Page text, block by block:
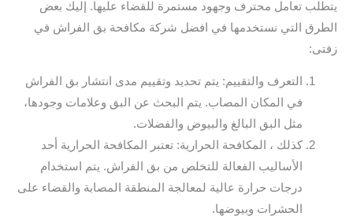
يتطلب تعامل محترف وجهود مستمرة للقضاء عليها. إليك بعض
الطرق التي نستخدمها في افضل شركة مكافحة بق الفراش في
زفتى:
التعرف والتقييم: يتم تحديد وتقييم مدى انتشار بق الفراش
في المكان المصاب. يتم البحث عن البق وعلامات وجودها،
مثل البق البالغ والبيوض والفضلات.
كذلك ، المكافحة الحرارية: تعتبر المكافحة الحرارية أحد
الأساليب الفعالة للتخلص من بق الفراش. يتم استخدام
درجات حرارة عالية لمعالجة المنطقة المصابة والقضاء على
الحشرات وبيوضها.